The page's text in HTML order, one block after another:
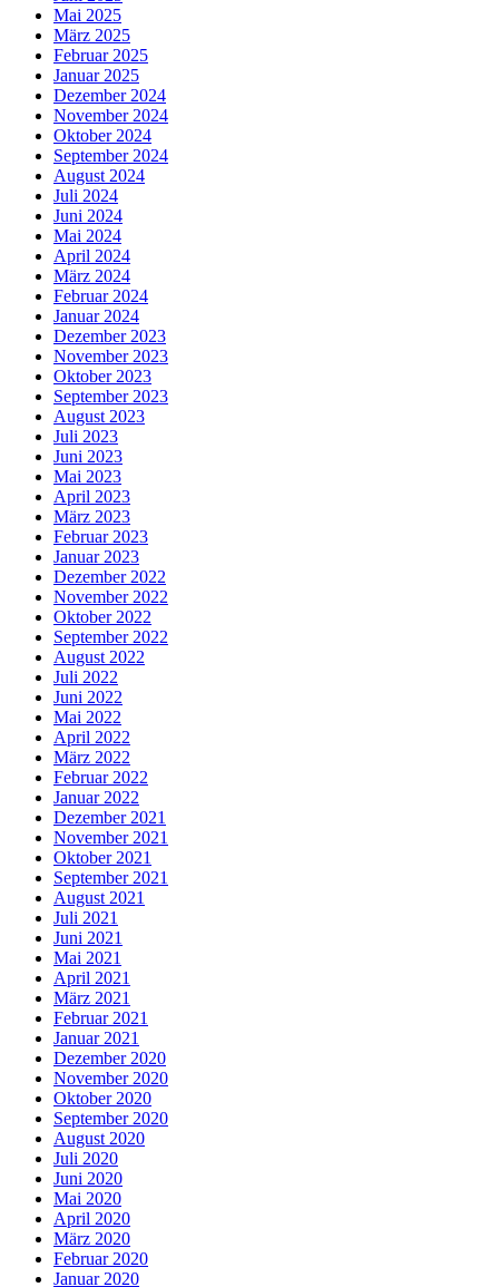
Mai 2025
März 2025
Februar 2025
Januar 2025
Dezember 2024
November 2024
Oktober 2024
September 2024
August 2024
Juli 2024
Juni 2024
Mai 2024
April 2024
März 2024
Februar 2024
Januar 2024
Dezember 2023
November 2023
Oktober 2023
September 2023
August 2023
Juli 2023
Juni 2023
Mai 2023
April 2023
März 2023
Februar 2023
Januar 2023
Dezember 2022
November 2022
Oktober 2022
September 2022
August 2022
Juli 2022
Juni 2022
Mai 2022
April 2022
März 2022
Februar 2022
Januar 2022
Dezember 2021
November 2021
Oktober 2021
September 2021
August 2021
Juli 2021
Juni 2021
Mai 2021
April 2021
März 2021
Februar 2021
Januar 2021
Dezember 2020
November 2020
Oktober 2020
September 2020
August 2020
Juli 2020
Juni 2020
Mai 2020
April 2020
März 2020
Februar 2020
Januar 2020